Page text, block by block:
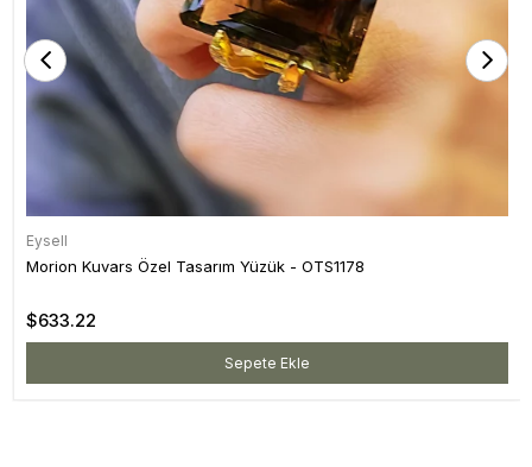
Eysell
Morion Kuvars Özel Tasarım Yüzük - OTS1178
$633.22
Sepete Ekle